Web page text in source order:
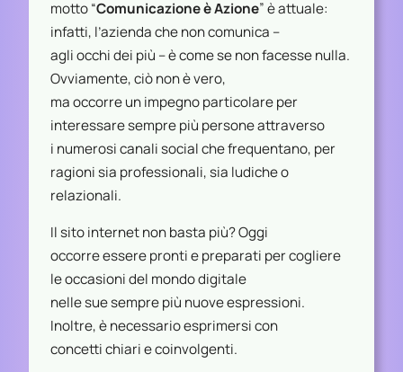
motto “Comunicazione è Azione” è attuale:
infatti, l’azienda che non comunica –
agli occhi dei più – è come se non facesse nulla.
Ovviamente, ciò non è vero,
ma occorre un impegno particolare per
interessare sempre più persone attraverso
i numerosi canali social che frequentano, per
ragioni sia professionali, sia ludiche o
relazionali.
Il sito internet non basta più? Oggi
occorre essere pronti e preparati per cogliere
le occasioni del mondo digitale
nelle sue sempre più nuove espressioni.
Inoltre, è necessario esprimersi con
concetti chiari e coinvolgenti.